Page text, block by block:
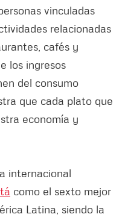
vinculadas
relacionadas
cafés y
los ingresos
del consumo
que cada plato que
economía y
internacional
como el sexto mejor
Latina, siendo la